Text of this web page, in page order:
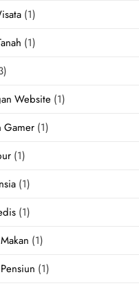
(1)
(1)
Website (1)
Gamer (1)
(1)
(1)
(1)
(1)
(1)